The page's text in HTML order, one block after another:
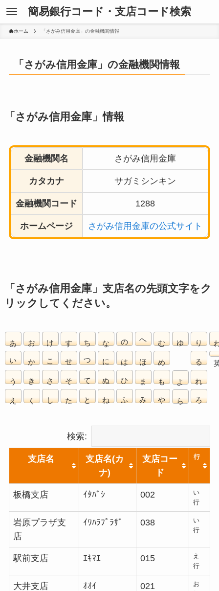
簡易銀行コード・支店コード検索
ホーム 「さがみ信用金庫」の金融機関情報
「さがみ信用金庫」の金融機関情報
「さがみ信用金庫」情報
金融機関名 さがみ信用金庫
カタカナ サガミシンキン
金融機関コード 1288
ホームページ さがみ信用金庫の公式サイト
「さがみ信用金庫」支店名の先頭文字をク
リックしてください。
あ
い
う
え
お
か
き
く
け
こ
さ
し
す
せ
そ
た
ち
つ
て
と
な
に
ぬ
ね
の
は
ひ
ふ
へ
ほ
ま
み
む
め
も
や
ゆ
よ
ら
り
る
れ
ろ
検索:
支店名
支店名(カ
ナ)
支店コー
ド
行
板橋支店 ｲﾀﾊﾞｼ 002
い
行
岩原プラザ支
店
ｲﾜﾊﾗﾌﾟﾗｻﾞ 038
い
行
駅前支店 ｴｷﾏｴ 015
え
行
大井支店 ｵｵｲ 021
お